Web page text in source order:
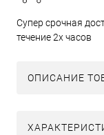
Супер срочная
течение 2х часов
ОПИСАНИЕ